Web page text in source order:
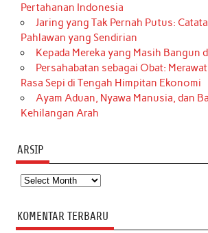
Pertahanan Indonesia
Jaring yang Tak Pernah Putus:
Pahlawan yang Sendirian
Kepada Mereka yang Masih Bangun
Persahabatan sebagai Obat:
Rasa Sepi di Tengah Himpitan Ekonomi
Ayam Aduan, Nyawa Manusia, dan
Kehilangan Arah
ARSIP
Arsip
KOMENTAR TERBARU